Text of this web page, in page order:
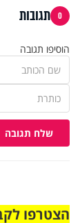
0 תגובות
הוסיפו תגובה
שלח תגובה